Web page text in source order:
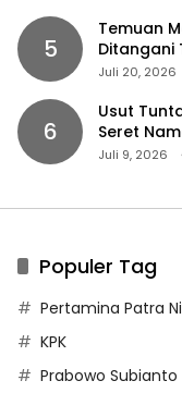
5
Temuan
Ditangani
Juli 20, 2026
6
Usut
Seret
Juli 9, 2026
Populer Tag
Pertamina Patra
KPK
Prabowo Subianto